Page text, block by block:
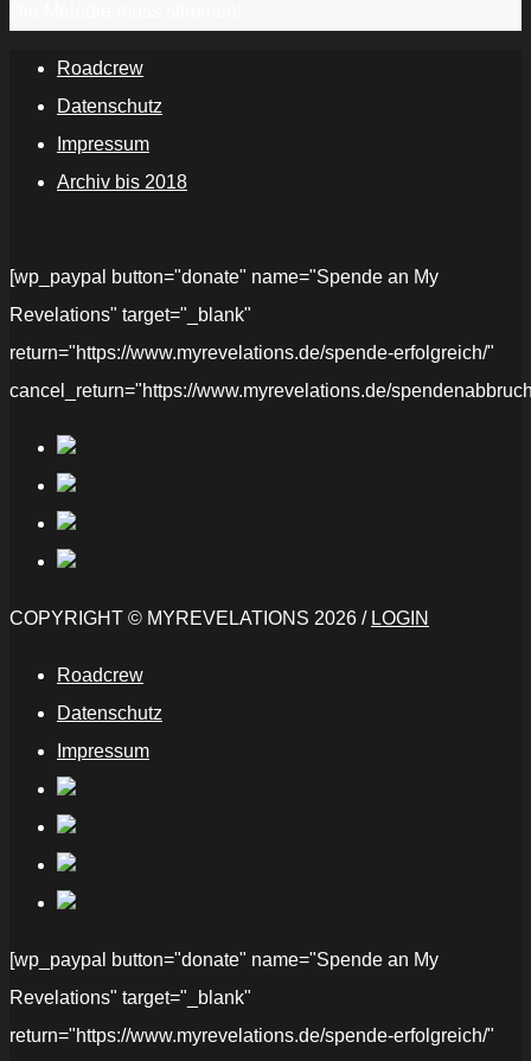
Roadcrew
Datenschutz
Impressum
Archiv bis 2018
[wp_paypal button="donate" name="Spende an My
Revelations" target="_blank"
return="https://www.myrevelations.de/spende-erfolgreich/"
cancel_return="https://www.myrevelations.de/
COPYRIGHT © MYREVELATIONS 2026 / LOGIN
Roadcrew
Datenschutz
Impressum
[wp_paypal button="donate" name="Spende an My
Revelations" target="_blank"
return="https://www.myrevelations.de/spende-erfolgreich/"